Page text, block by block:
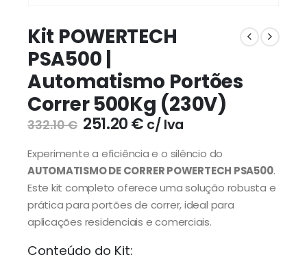
Kit POWERTECH
PSA500 |
Automatismo Portões
Correr 500Kg (230V)
332.10€ 251.20€ c/ Iva
Experimente a eficiência e o silêncio do
AUTOMATISMO DE CORRER POWERTECH PSA500.
Este kit completo oferece uma solução robusta e
prática para portões de correr, ideal para
aplicações residenciais e comerciais.
Conteúdo do Kit: